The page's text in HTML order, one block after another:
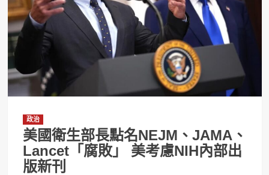
政治
美國衛生部長點名NEJM、JAMA、
Lancet「腐敗」 美考慮NIH內部出
版新刊